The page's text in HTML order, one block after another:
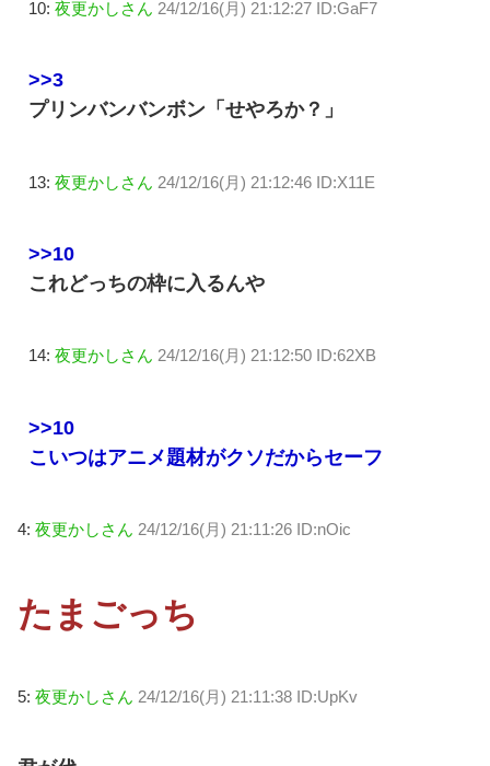
10: 夜更かしさん 24/12/16(月) 21:12:27 ID:GaF7
>>3
プリンバンバンボン「せやろか？」
13: 夜更かしさん 24/12/16(月) 21:12:46 ID:X11E
>>10
これどっちの枠に入るんや
14: 夜更かしさん 24/12/16(月) 21:12:50 ID:62XB
>>10
こいつはアニメ題材がクソだからセーフ
4: 夜更かしさん 24/12/16(月) 21:11:26 ID:nOic
たまごっち
5: 夜更かしさん 24/12/16(月) 21:11:38 ID:UpKv